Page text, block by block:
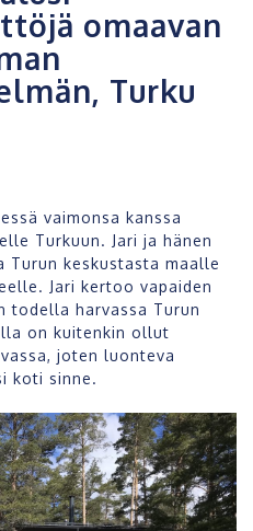
omaavan
Turku
vaimonsa kanssa
Turkuun. Jari ja hänen
Turun keskustasta maalle
Jari kertoo vapaiden
todella harvassa Turun
on kuitenkin ollut
joten luonteva
koti sinne.